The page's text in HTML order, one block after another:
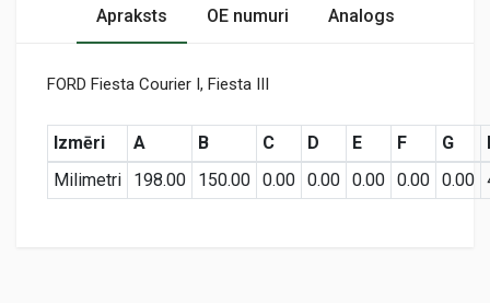
Apraksts OE numuri Analogs
FORD Fiesta Courier I, Fiesta III
Izmēri A B C D E F G
Milimetri
198.00 150.00 0.00 0.00 0.00 0.00 0.00